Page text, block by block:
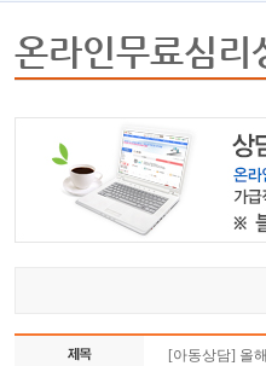
온라인무료심리
[아동상담] 올